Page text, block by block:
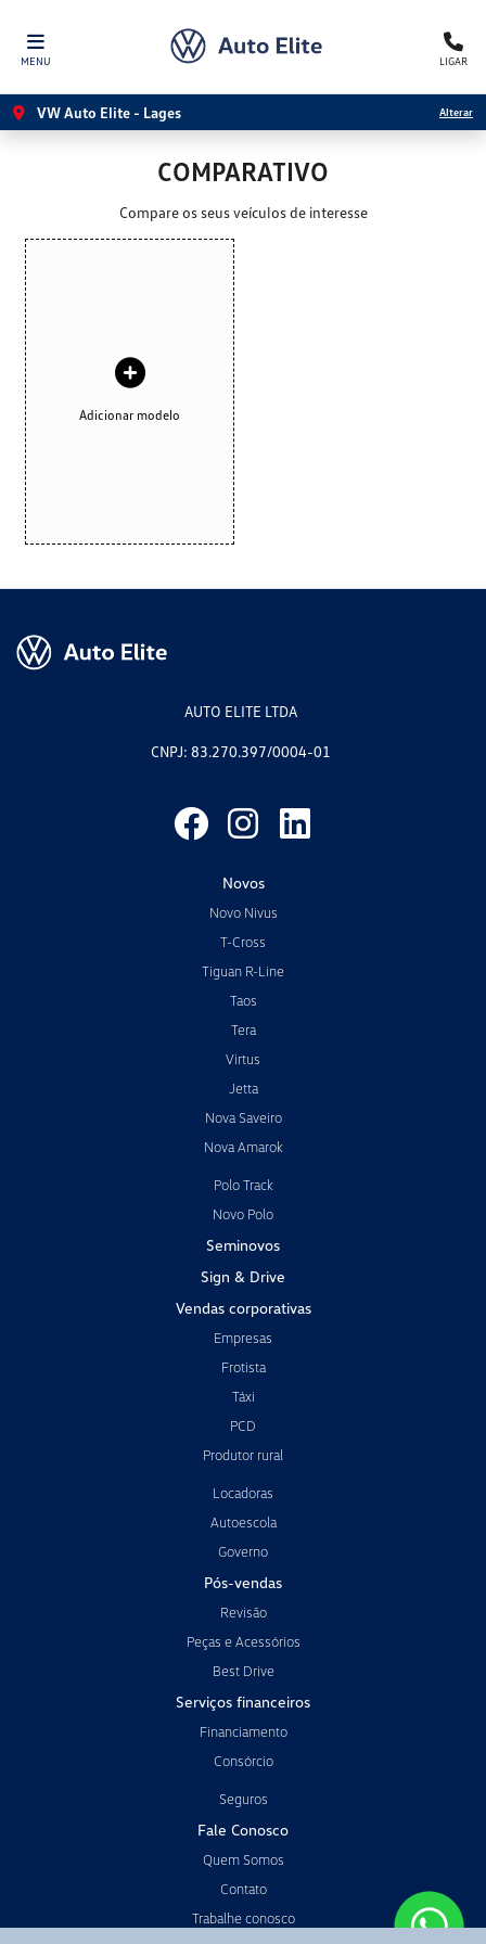
MENU LIGAR
VW Auto Elite - Lages Alterar
COMPARATIVO
Compare os seus veículos de interesse
Adicionar modelo
AUTO ELITE LTDA
CNPJ: 83.270.397/0004-01
Novos
Novo Nivus
T-Cross
Tiguan R-Line
Taos
Tera
Virtus
Jetta
Nova Saveiro
Nova Amarok
Polo Track
Novo Polo
Seminovos
Sign & Drive
Vendas corporativas
Empresas
Frotista
Táxi
PCD
Produtor rural
Locadoras
Autoescola
Governo
Pós-vendas
Revisão
Peças e Acessórios
Best Drive
Serviços financeiros
Financiamento
Consórcio
Seguros
Fale Conosco
Quem Somos
Contato
Trabalhe conosco